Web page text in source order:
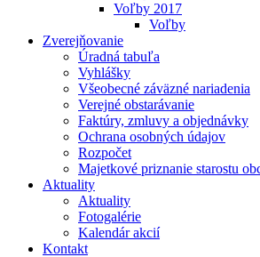
Voľby 2017
Voľby
Zverejňovanie
Úradná tabuľa
Vyhlášky
Všeobecné záväzné nariadenia
Verejné obstarávanie
Faktúry, zmluvy a objednávky
Ochrana osobných údajov
Rozpočet
Majetkové priznanie starostu
Aktuality
Aktuality
Fotogalérie
Kalendár akcií
Kontakt